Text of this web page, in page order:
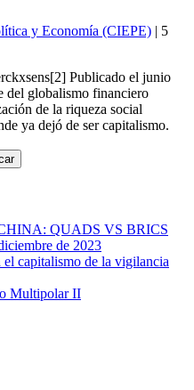
y Economía (CIEPE) | 5
Publicado el junio
del globalismo financiero
de la riqueza social
ya dejó de ser capitalismo.
QUADS VS BRICS
de 2023
el capitalismo de la vigilancia
Multipolar II